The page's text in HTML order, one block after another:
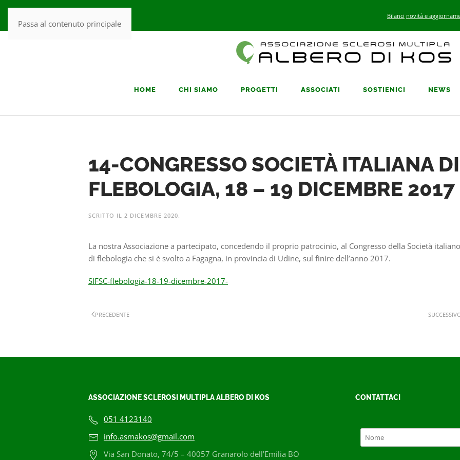
Passa al contenuto principale
Bilanci novità e
HOME CHI SIAMO PROGETTI ASSOCIATI SOSTIENICI NEWS
14-CONGRESSO SOCIETÀ ITALIANA DI
FLEBOLOGIA, 18 – 19 DICEMBRE 2017
SCRITTO IL 2 DICEMBRE 2020.
La nostra Associazione a partecipato, concedendo il proprio patrocinio, al Congresso della Società italiano
di flebologia che si è svolto a Fagagna, in provincia di Udine, sul finire dell’anno 2017.
SIFSC-flebologia-18-19-dicembre-2017-
PRECEDENTE
ASSOCIAZIONE SCLEROSI MULTIPLA ALBERO DI KOS
051 4123140
info.asmakos@gmail.com
Via San Donato, 74/5 – 40057 Granarolo dell'Emilia BO
CONTATTACI